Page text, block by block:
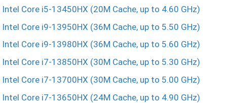
Intel Core i5-13450HX (20M Cache, up to 4.60 GHz)
Intel Core i9-13950HX (36M Cache, up to 5.50 GHz)
Intel Core i9-13980HX (36M Cache, up to 5.60 GHz)
Intel Core i7-13850HX (30M Cache, up to 5.30 GHz)
Intel Core i7-13700HX (30M Cache, up to 5.00 GHz)
Intel Core i7-13650HX (24M Cache, up to 4.90 GHz)